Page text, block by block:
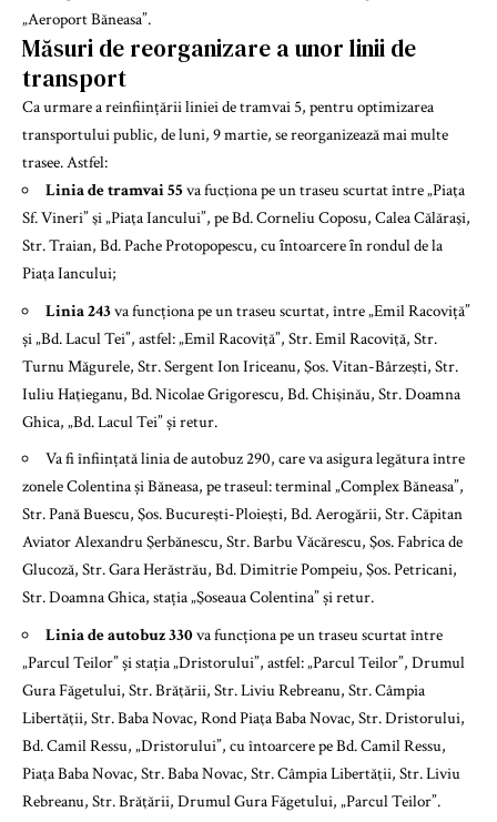
„Aeroport Băneasa”.
Măsuri de reorganizare a unor linii de
transport
Ca urmare a reînființării liniei de tramvai 5, pentru optimizarea
transportului public, de luni, 9 martie, se reorganizează mai multe
trasee. Astfel:
Linia de tramvai 55va fucţiona pe un traseu scurtat între „Piaţa
Sf. Vineri” şi „Piaţa Iancului”, pe Bd. Corneliu Coposu, Calea Călăraşi,
Str. Traian, Bd. Pache Protopopescu, cu ȋntoarcere ȋn rondul de la
Piaţa Iancului;
Linia 243va funcționa pe un traseu scurtat, între „Emil Racoviță”
și „Bd. Lacul Tei”, astfel: „Emil Racoviţă”, Str. Emil Racoviţă, Str.
Turnu Măgurele, Str. Sergent Ion Iriceanu, Şos. Vitan-Bârzeşti, Str.
Iuliu Haţieganu, Bd. Nicolae Grigorescu, Bd. Chişinău, Str. Doamna
Ghica, „Bd. Lacul Tei” și retur.
Va fi înființată linia de autobuz 290, care va asigura legătura între
zonele Colentina și Băneasa, pe traseul: terminal „Complex Băneasa”,
Str. Pană Buescu, Şos. Bucureşti-Ploieşti, Bd. Aerogării, Str. Căpitan
Aviator Alexandru Şerbănescu, Str. Barbu Văcărescu, Şos. Fabrica de
Glucoză, Str. Gara Herăstrău, Bd. Dimitrie Pompeiu, Şos. Petricani,
Str. Doamna Ghica, stația „Şoseaua Colentina” și retur.
Linia de autobuz 330va funcționa pe un traseu scurtat între
„Parcul Teilor” și stația „Dristorului”, astfel: „Parcul Teilor”, Drumul
Gura Făgetului, Str. Brăţării, Str. Liviu Rebreanu, Str. Câmpia
Libertăţii, Str. Baba Novac, Rond Piaţa Baba Novac, Str. Dristorului,
Bd. Camil Ressu, „Dristorului”, cu întoarcere pe Bd. Camil Ressu,
Piaţa Baba Novac, Str. Baba Novac, Str. Câmpia Libertăţii, Str. Liviu
Rebreanu, Str. Brăţării, Drumul Gura Făgetului, „Parcul Teilor”.